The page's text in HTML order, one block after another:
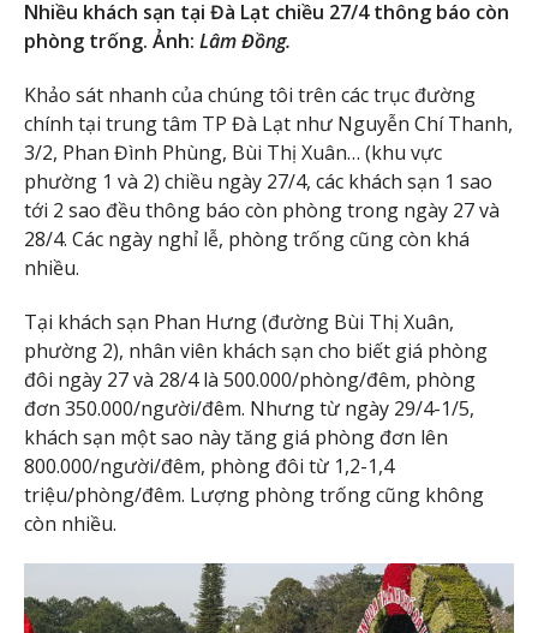
Nhiều khách sạn tại Đà Lạt chiều 27/4 thông báo còn
phòng trống. Ảnh: Lâm Đồng.
Khảo sát nhanh của chúng tôi trên các trục đường
chính tại trung tâm TP Đà Lạt như Nguyễn Chí Thanh,
3/2, Phan Đình Phùng, Bùi Thị Xuân… (khu vực
phường 1 và 2) chiều ngày 27/4, các khách sạn 1 sao
tới 2 sao đều thông báo còn phòng trong ngày 27 và
28/4. Các ngày nghỉ lễ, phòng trống cũng còn khá
nhiều.
Tại khách sạn Phan Hưng (đường Bùi Thị Xuân,
phường 2), nhân viên khách sạn cho biết giá phòng
đôi ngày 27 và 28/4 là 500.000/phòng/đêm, phòng
đơn 350.000/người/đêm. Nhưng từ ngày 29/4-1/5,
khách sạn một sao này tăng giá phòng đơn lên
800.000/người/đêm, phòng đôi từ 1,2-1,4
triệu/phòng/đêm. Lượng phòng trống cũng không
còn nhiều.